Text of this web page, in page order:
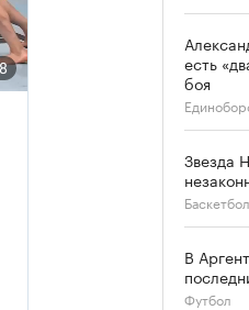
есть
боя
Звезда
Баскетбол
В
Футбол